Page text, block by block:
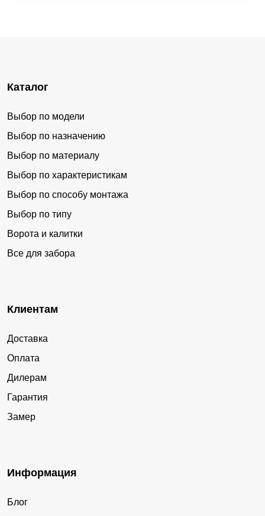
Каталог
Выбор по модели
Выбор по назначению
Выбор по материалу
Выбор по характеристикам
Выбор по способу монтажа
Выбор по типу
Ворота и калитки
Все для забора
Клиентам
Доставка
Оплата
Дилерам
Гарантия
Замер
Информация
Блог